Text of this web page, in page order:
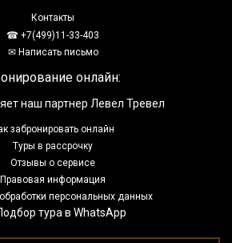
Контакты
☎ +7(499)11-33-403
✉ Написать письмо
онлайн:
наш партнер Левел Тревел
забронировать онлайн
Туры в рассрочку
Отзывы о сервисе
Правовая информация
персональных данных
тура в WhatsApp